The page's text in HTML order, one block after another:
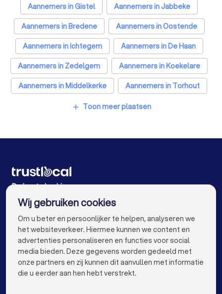
Zonwering specialisten in Oudenburg
Schrijnwerkers in Oudenburg
Warmtepomp installateurs in Oudenburg
Badkamer installateurs in Oudenburg
Glashandels in Oudenburg
EPC-keurders in Oudenburg
Aannemers in Gistel
Aannemers in Jabbeke
Aannemers in Bredene
Aannemers in Oostende
Aannemers in Ichtegem
Aannemers in De Haan
Aannemers in Zedelgem
Aannemers in Koekelare
Aannemers in Middelkerke
Aannemers in Torhout
Aannemers in Antwerpen
Aannemers in Gent
Aannemers in Kortrijk
Aannemers in Sint-Niklaas
Aannemers in Genk
Aannemers in Roeselare
Aannemers in Dendermonde
Aannemers in Beringen
Aannemers in Turnhout
Aannemers in Dilbeek
add Toon meer plaatsen
De beste bedrijven voor u
VOOR PARTICULIEREN keyboard_arrow_down
Wij gebruiken cookies
Om u beter en persoonlijker te helpen, analyseren we
het websiteverkeer. Hiermee kunnen we content en
advertenties personaliseren en functies voor social
media bieden. Deze gegevens worden gedeeld met
onze partners en zij kunnen dit aanvullen met informatie
die u eerder aan hen hebt verstrekt.